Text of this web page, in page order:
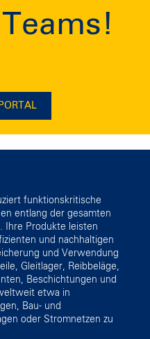
funktionskritische
entlang der gesamten
Ihre Produkte leisten
und nachhaltigen
und Verwendung
Gleitlager, Reibbeläge,
Beschichtungen und
etwa in
Bau- und
oder Stromnetzen zu